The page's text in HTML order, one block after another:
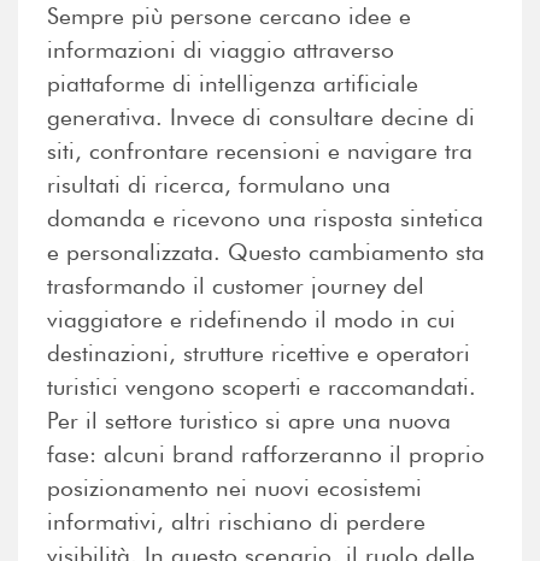
Sempre più persone cercano idee e
informazioni di viaggio attraverso
piattaforme di intelligenza artificiale
generativa. Invece di consultare decine di
siti, confrontare recensioni e navigare tra
risultati di ricerca, formulano una
domanda e ricevono una risposta sintetica
e personalizzata. Questo cambiamento sta
trasformando il customer journey del
viaggiatore e ridefinendo il modo in cui
destinazioni, strutture ricettive e operatori
turistici vengono scoperti e raccomandati.
Per il settore turistico si apre una nuova
fase: alcuni brand rafforzeranno il proprio
posizionamento nei nuovi ecosistemi
informativi, altri rischiano di perdere
visibilità. In questo scenario, il ruolo delle